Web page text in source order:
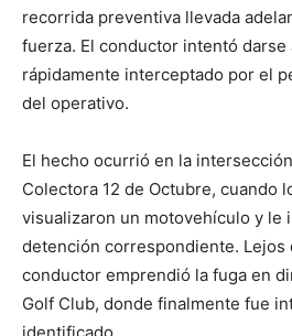
recorrida preventiva llevada
fuerza. El conductor intentó darse
rápidamente interceptado por el
del operativo.
El hecho ocurrió en la
Colectora 12 de Octubre, cuando
visualizaron un motovehículo y le
detención correspondiente. Lejos
conductor emprendió la fuga en
Golf Club, donde finalmente fue